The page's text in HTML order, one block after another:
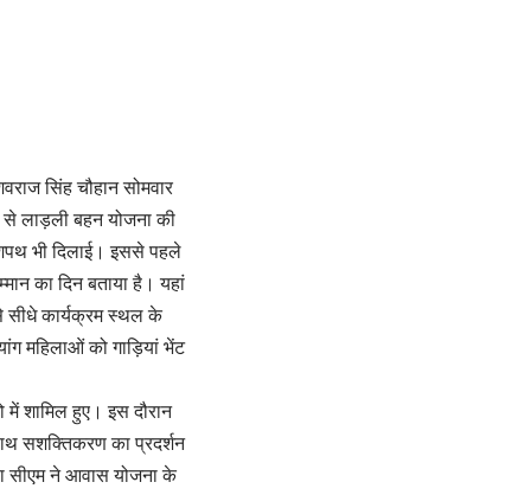
सिंह चौहान सोमवार
लाड़ली बहन योजना की
भी दिलाई। इससे पहले
का दिन बताया है। यहां
सीधे कार्यक्रम स्थल के
महिलाओं को गाड़ियां भेंट
में शामिल हुए। इस दौरान
सशक्तिकरण का प्रदर्शन
सीएम ने आवास योजना के